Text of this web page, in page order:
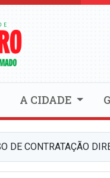
A CIDADE
DE CONTRATAÇÃO